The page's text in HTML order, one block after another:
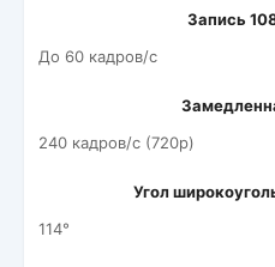
Запись
До 60 кадров/c
240 кадров/c (720p)
Угол
114°